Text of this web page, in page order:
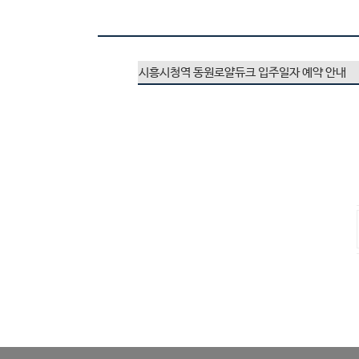
시흥시청역 동원로얄듀크 입주일자 예약 안내